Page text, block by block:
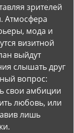
зрителей
Атмосфера
мода и
визитной
выйдут
слышать друг
вопрос:
свои амбиции
любовь, или
лишь